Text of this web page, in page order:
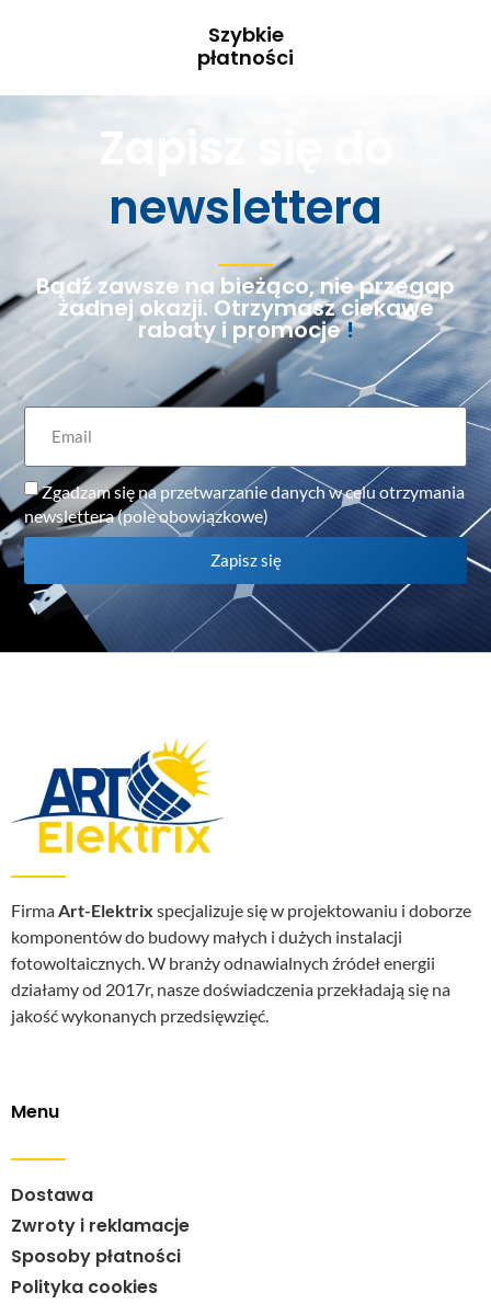
Szybkie
płatności
Zapisz się do
newslettera
Bądź zawsze na bieżąco, nie przegap
żadnej okazji. Otrzymasz ciekawe
rabaty i promocje!
Zgadzam się na przetwarzanie danych w celu otrzymania
newslettera (pole obowiązkowe)
Zapisz się
FirmaArt-Elektrix specjalizuje się w projektowaniu i doborze
komponentów do budowy małych i dużych instalacji
fotowoltaicznych. W branży odnawialnych źródeł energii
działamy od 2017r, nasze doświadczenia przekładają się na
jakość wykonanych przedsięwzięć.
Menu
Dostawa
Zwroty i reklamacje
Sposoby płatności
Polityka cookies